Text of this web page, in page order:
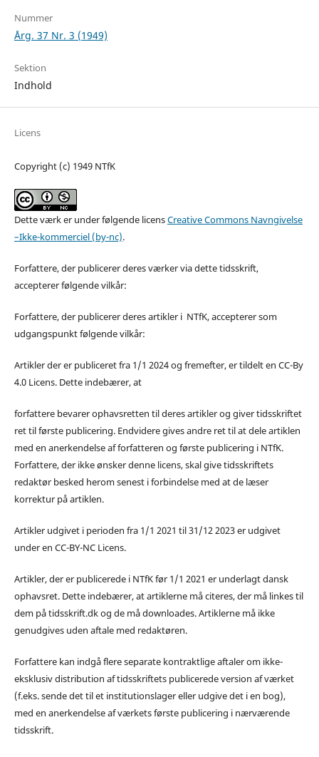
Nummer
Årg. 37 Nr. 3 (1949)
Sektion
Indhold
Licens
Copyright (c) 1949 NTfK
Dette værk er under følgende licensCreative Commons Navngivelse
–Ikke-kommerciel (by-nc).
Forfattere, der publicerer deres værker via dette tidsskrift,
accepterer følgende vilkår:
Forfattere, der publicerer deres artikler i NTfK, accepterer som
udgangspunkt følgende vilkår:
Artikler der er publiceret fra 1/1 2024 og fremefter, er tildelt en CC-By
4.0 Licens. Dette indebærer, at
forfattere bevarer ophavsretten til deres artikler og giver tidsskriftet
ret til første publicering. Endvidere gives andre ret til at dele artiklen
med en anerkendelse af forfatteren og første publicering i NTfK.
Forfattere, der ikke ønsker denne licens, skal give tidsskriftets
redaktør besked herom senest i forbindelse med at de læser
korrektur på artiklen.
Artikler udgivet i perioden fra 1/1 2021 til 31/12 2023 er udgivet
under en CC-BY-NC Licens.
Artikler, der er publicerede i NTfK før 1/1 2021 er underlagt dansk
ophavsret. Dette indebærer, at artiklerne må citeres, der må linkes til
dem på tidsskrift.dk og de må downloades. Artiklerne må ikke
genudgives uden aftale med redaktøren.
Forfattere kan indgå flere separate kontraktlige aftaler om ikke-
eksklusiv distribution af tidsskriftets publicerede version af værket
(f.eks. sende det til et institutionslager eller udgive det i en bog),
med en anerkendelse af værkets første publicering i nærværende
tidsskrift.